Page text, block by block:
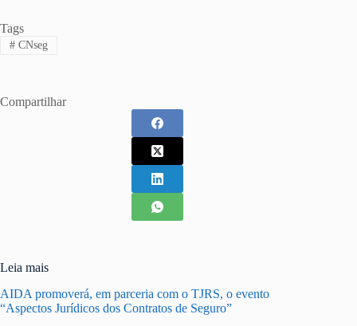
Tags
#CNseg
Compartilhar
Leia mais
AIDA promoverá, em parceria com o TJRS, o evento
“Aspectos Jurídicos dos Contratos de Seguro”